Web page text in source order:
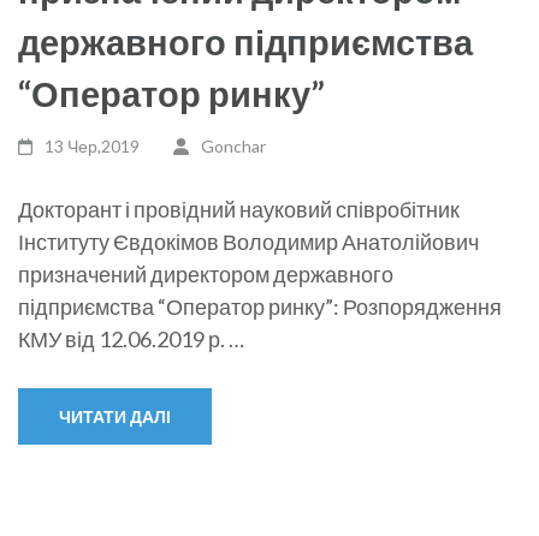
державного підприємства
“Оператор ринку”
13 Чер,2019 Gonchar
Докторант і провідний науковий співробітник
Інституту Євдокімов Володимир Анатолійович
призначений директором державного
підприємства “Оператор ринку”: Розпорядження
КМУ від 12.06.2019 р. …
ЧИТАТИ ДАЛІ